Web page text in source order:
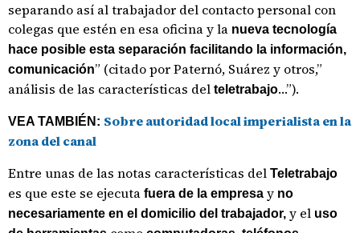
separando así al trabajador del contacto personal con
colegas que estén en esa oficina y la nueva tecnología
hace posible esta separación facilitando la información,
comunicación” (citado por Paternó, Suárez y otros,”
análisis de las características del teletrabajo…”).
VEA TAMBIÉN: Sobre autoridad local imperialista en la
zona del canal
Entre unas de las notas características del Teletrabajo
es que este se ejecuta fuera de la empresa y no
necesariamente en el domicilio del trabajador, y el uso